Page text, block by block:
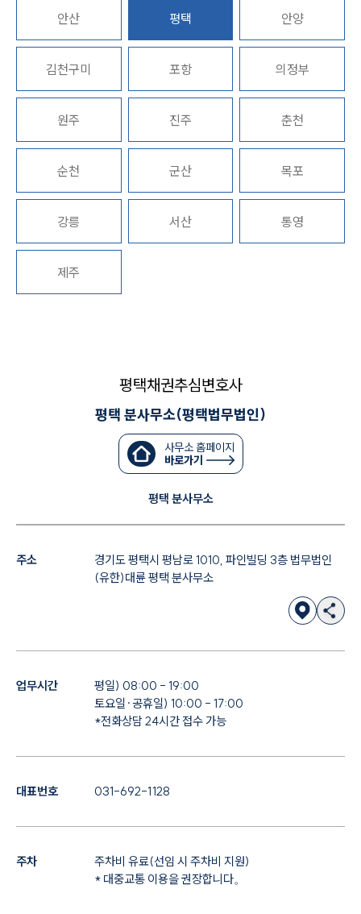
언론보도
법률 블로그
법률서식
세미나
대륜법률상담예약
대륜법률상담예약
안산 평택 안양
김천구미 포항 의정부
원주 진주 춘천
순천 군산 목포
강릉 서산 통영
제주
평택채권추심변호사
평택 분사무소(평택법무법인)
사무소 홈페이지
바로가기
평택 분사무소
주소
경기도 평택시 평남로 1010, 파인빌딩 3층 법무법인
(유한)대륜 평택 분사무소
업무시간
평일) 08:00 - 19:00
토요일·공휴일) 10:00 - 17:00
*전화상담 24시간 접수 가능
대표번호 031-692-1128
주차
주차비 유료(선임 시 주차비 지원)
* 대중교통 이용을 권장합니다。